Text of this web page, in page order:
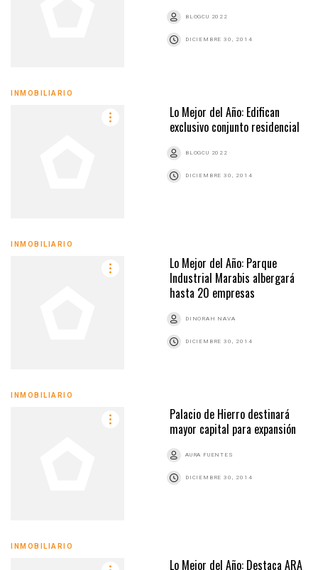
BLOGCU 2022
DICIEMBRE 30, 2014
INMOBILIARIO
Lo Mejor del Año: Edifican
exclusivo conjunto residencial
BLOGCU 2022
DICIEMBRE 30, 2014
INMOBILIARIO
Lo Mejor del Año: Parque
Industrial Marabis albergará
hasta 20 empresas
DINORAH NAVA
DICIEMBRE 30, 2014
INMOBILIARIO
Palacio de Hierro destinará
mayor capital para expansión
AURA FUENTES
DICIEMBRE 30, 2014
INMOBILIARIO
Lo Mejor del Año: Destaca ARA